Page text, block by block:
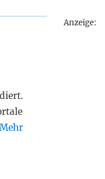
Mehr
Anzeige: